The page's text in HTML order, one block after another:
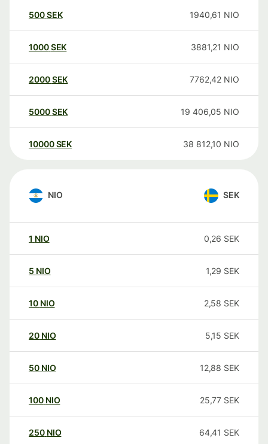
500SEK 1940,61 NIO
1000SEK 3881,21 NIO
2000SEK 7762,42 NIO
5000SEK 19 406,05 NIO
10000 SEK 38 812,10 NIO
NIO SEK
1 NIO 0,26 SEK
5 NIO 1,29 SEK
10 NIO 2,58 SEK
20 NIO 5,15 SEK
50 NIO 12,88 SEK
100 NIO 25,77 SEK
250 NIO 64,41 SEK